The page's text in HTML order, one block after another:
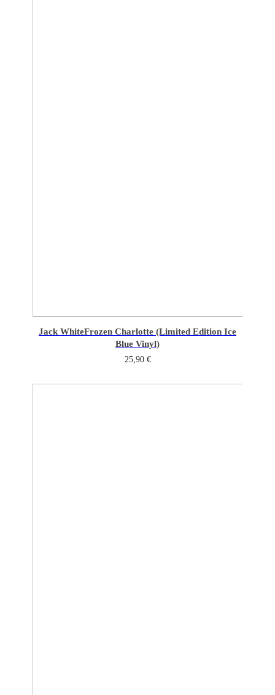
Jack WhiteFrozen Charlotte (Limited Edition Ice
Blue Vinyl)
25,90 €